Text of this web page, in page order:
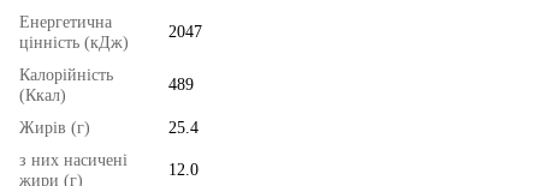
Енергетична
цінність (кДж)
2047
Калорійність
(Ккал)
489
Жирів (г)
25.4
з них насичені
жири (г)
12.0